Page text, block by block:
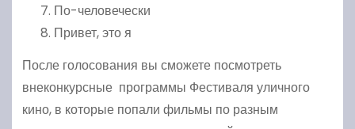
По-человечески
Привет, это я
После голосования вы сможете посмотреть
внеконкурсные программы Фестиваля уличного
кино, в которые попали фильмы по разным